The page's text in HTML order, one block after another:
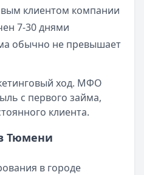
Bigmani Ru: как
займа от Bigmani
г.
клиентом компании
7-30 днями
обычно не превышает
ход. МФО
с первого займа,
клиента.
Тюмени
в городе